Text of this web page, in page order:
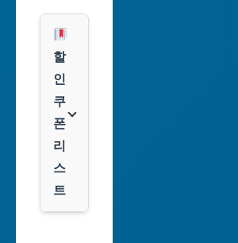
부
산
광
역
시
대
할
인
쿠
폰
리
스
트